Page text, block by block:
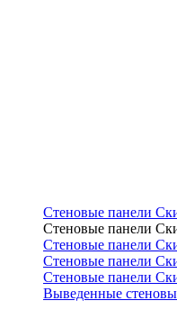
Стеновые панели
Стеновые панели
Стеновые панели
Стеновые панели
Стеновые панели
Выведенные